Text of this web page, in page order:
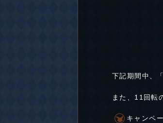
下記期間中、
また、11回転
キャンペ